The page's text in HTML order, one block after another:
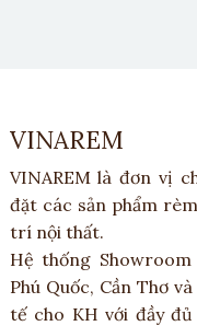
VINAREM
VINAREM là đơn vị
đặt các sản phẩm
trí nội thất.
Hệ thống
Phú Quốc, Cần Thơ
tế cho KH với đầy